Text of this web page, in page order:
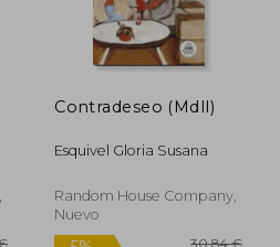
Contradeseo (Mdll)
Esquivel Gloria Susana
Random House Company,
Nuevo